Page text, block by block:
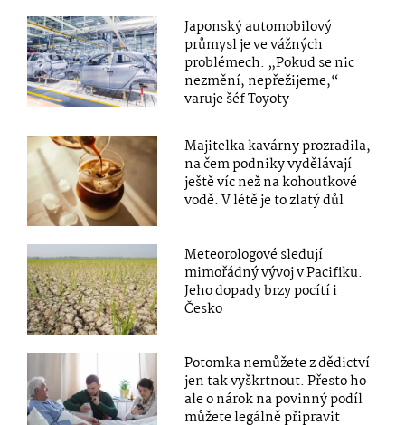
Japonský automobilový
průmysl je ve vážných
problémech. „Pokud se nic
nezmění, nepřežijeme,“
varuje šéf Toyoty
Majitelka kavárny prozradila,
na čem podniky vydělávají
ještě víc než na kohoutkové
vodě. V létě je to zlatý důl
Meteorologové sledují
mimořádný vývoj v Pacifiku.
Jeho dopady brzy pocítí i
Česko
Potomka nemůžete z dědictví
jen tak vyškrtnout. Přesto ho
ale o nárok na povinný podíl
můžete legálně připravit